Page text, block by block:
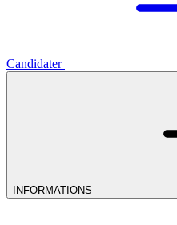
Candidater
INFORMATIONS